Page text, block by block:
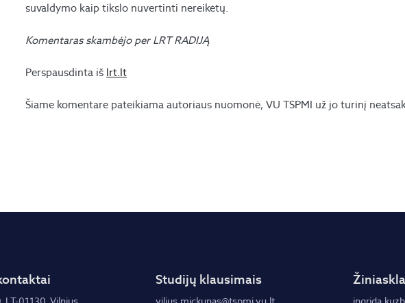
suvaldymo kaip tikslo nuvertinti nereikėtų.
Komentaras skambėjo per LRT RADIJĄ
Perspausdinta iš lrt.lt
Šiame komentare pateikiama autoriaus nuomonė, VU TSPMI už jo turinį
Studijų klausimais